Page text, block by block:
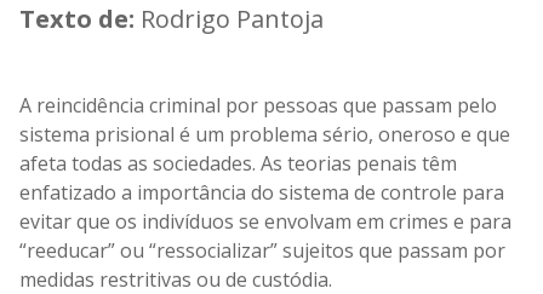
Texto de: Rodrigo Pantoja
A reincidência criminal por pessoas que passam pelo
sistema prisional é um problema sério, oneroso e que
afeta todas as sociedades. As teorias penais têm
enfatizado a importância do sistema de controle para
evitar que os indivíduos se envolvam em crimes e para
“reeducar” ou “ressocializar” sujeitos que passam por
medidas restritivas ou de custódia.